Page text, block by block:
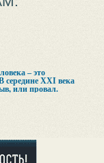
– это
середине XXI века
или провал.